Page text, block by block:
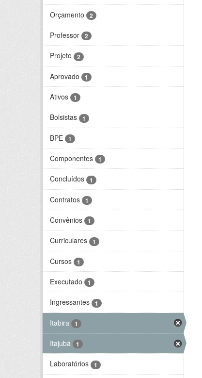
Orçamento 2
Professor 2
Projeto 2
Aprovado 1
Ativos 1
Bolsistas 1
BPE 1
Componentes 1
Concluídos 1
Contratos 1
Convênios 1
Curriculares 1
Cursos 1
Executado 1
Ingressantes 1
Itabira 1
Itajubá 1
Laboratórios 1